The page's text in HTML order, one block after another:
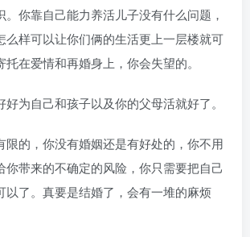
。你靠自己能力养活儿子没有什么问题，
么样可以让你们俩的生活更上一层楼就可
在爱情和再婚身上，你会失望的。
为自己和孩子以及你的父母活就好了。
的，你没有婚姻还是有好处的，你不用
你带来的不确定的风险，你只需要把自己
以了。真要是结婚了，会有一堆的麻烦